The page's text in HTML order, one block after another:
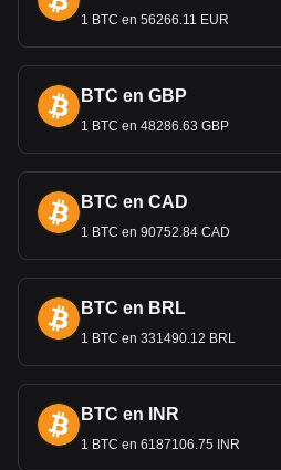
1 BTC en 56266.11 EUR
BTC en GBP
1 BTC en 48286.63 GBP
BTC en CAD
1 BTC en 90752.84 CAD
BTC en BRL
1 BTC en 331490.12 BRL
BTC en INR
1 BTC en 6187106.75 INR